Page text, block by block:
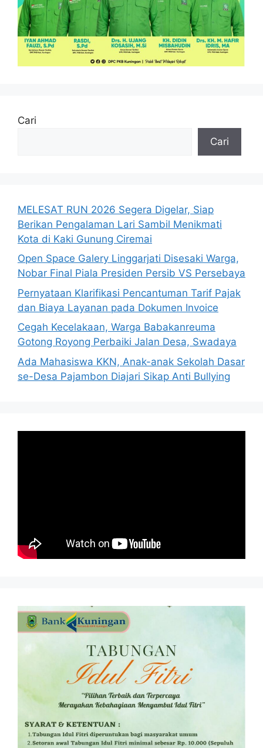
Cari
Cari
MELESAT RUN 2026 Segera Digelar, Siap
Berikan Pengalaman Lari Sambil Menikmati
Kota di Kaki Gunung Ciremai
Open Space Galery Linggarjati Disesaki Warga,
Nobar Final Piala Presiden Persib VS Persebaya
Pernyataan Klarifikasi Pencantuman Tarif Pajak
dan Biaya Layanan pada Dokumen Invoice
Cegah Kecelakaan, Warga Babakanreuma
Gotong Royong Perbaiki Jalan Desa, Swadaya
Ada Mahasiswa KKN, Anak-anak Sekolah Dasar
se-Desa Pajambon Diajari Sikap Anti Bullying